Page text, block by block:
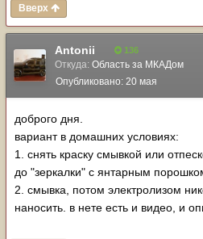
Вверх
Antonii 136
Откуда: Область за МКАДом
Опубликовано: 20 мая
доброго дня.
вариант в домашних условиях:
1. снять краску смывкой или
до "зеркалки" с янтарным
2. смывка, потом электролизом
наносить. в нете есть и видео, и